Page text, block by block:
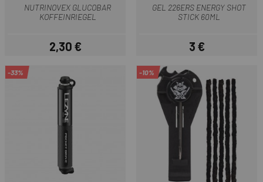
NUTRINOVEX GLUCOBAR
KOFFEINRIEGEL
Preis
2,30 €
GEL 226ERS ENERGY SHOT
STICK 60ML
Preis
3 €
-33% -10%